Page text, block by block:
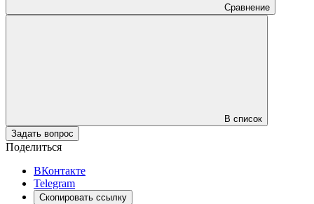
Сравнение
В список
Задать вопрос
Поделиться
ВКонтакте
Telegram
Скопировать ссылку